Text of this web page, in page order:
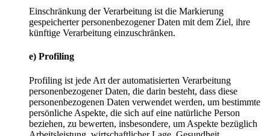
Einschränkung der Verarbeitung ist die Markierung
gespeicherter personenbezogener Daten mit dem Ziel, ihre
künftige Verarbeitung einzuschränken.
e) Profiling
Profiling ist jede Art der automatisierten Verarbeitung
personenbezogener Daten, die darin besteht, dass diese
personenbezogenen Daten verwendet werden, um bestimmte
persönliche Aspekte, die sich auf eine natürliche Person
beziehen, zu bewerten, insbesondere, um Aspekte bezüglich